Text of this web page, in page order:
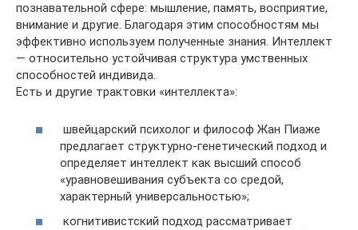
познавательной сфере: мышление, память, восприятие,
внимание и другие. Благодаря этим способностям мы
эффективно используем полученные знания. Интеллект
— относительно устойчивая структура умственных
способностей индивида.
Есть и другие трактовки «интеллекта»:
швейцарский психолог и философ Жан Пиаже
предлагает структурно-генетический подход и
определяет интеллект как высший способ
«уравновешивания субъекта со средой,
характерный универсальностью»;
когнитивистский подход рассматривает